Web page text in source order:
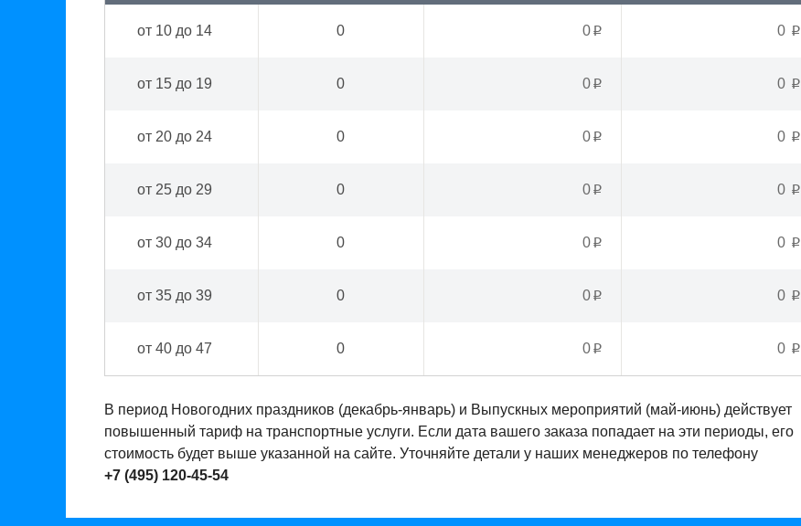
0p 0 p
от 10 до 14 0
0p 0 p
от 15 до 19 0
0p 0 p
от 20 до 24 0
0p 0 p
от 25 до 29 0
0p 0 p
от 30 до 34 0
0p 0 p
от 35 до 39 0
0p 0 p
от 40 до 47 0
В период Новогодних праздников (декабрь-январь) и Выпускных мероприятий (май-июнь) действует
повышенный тариф на транспортные услуги. Если дата вашего заказа попадает на эти периоды, его
стоимость будет выше указанной на сайте. Уточняйте детали у наших менеджеров по телефону
+7 (495) 120-45-54